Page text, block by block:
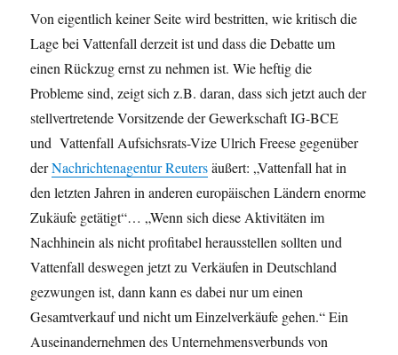
Von eigentlich keiner Seite wird bestritten, wie kritisch die
Lage bei Vattenfall derzeit ist und dass die Debatte um
einen Rückzug ernst zu nehmen ist. Wie heftig die
Probleme sind, zeigt sich z.B. daran, dass sich jetzt auch der
stellvertretende Vorsitzende der Gewerkschaft IG-BCE
und Vattenfall Aufsichsrats-Vize Ulrich Freese gegenüber
derNachrichtenagentur Reutersäußert: „Vattenfall hat in
den letzten Jahren in anderen europäischen Ländern enorme
Zukäufe getätigt“… „Wenn sich diese Aktivitäten im
Nachhinein als nicht profitabel herausstellen sollten und
Vattenfall deswegen jetzt zu Verkäufen in Deutschland
gezwungen ist, dann kann es dabei nur um einen
Gesamtverkauf und nicht um Einzelverkäufe gehen.“ Ein
Auseinandernehmen des Unternehmensverbunds von